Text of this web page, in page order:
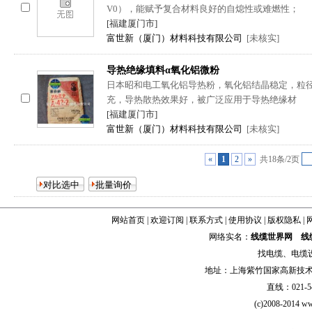
V0），能赋予复合材料良好的自熄性或难燃性；
[福建厦门市]
富世新（厦门）材料科技有限公司
[未核实]
导热绝缘填料α氧化铝微粉
日本昭和电工氧化铝导热粉，氧化铝结晶稳定，粒
充，导热散热效果好，被广泛应用于导热绝缘材
[福建厦门市]
富世新（厦门）材料科技有限公司
[未核实]
« 1 2 » 共18条/2页
网站首页| 欢迎订阅 联系方式| 使用协议 版权隐私|
网络实名： 线缆世界网
线
找电缆、 电缆
地址：上海紫竹国家高新技
直线：021-
(c)2008-2014